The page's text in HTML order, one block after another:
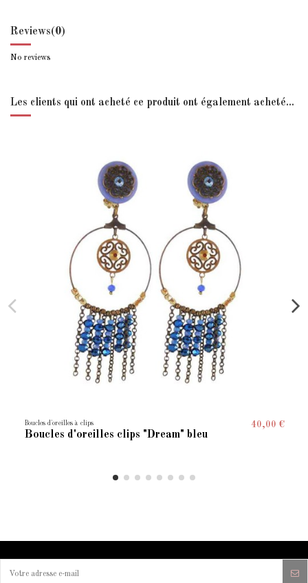
Reviews(0)
No reviews
Les clients qui ont acheté ce produit ont également acheté...
Boucles d'oreilles à clips
Boucles d'oreilles clips "Dream" bleu
40,00 €